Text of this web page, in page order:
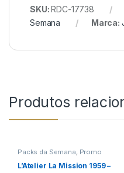
SKU:RDC-17738
Semana
Marca:
Produtos
Packs da Semana Promo
L’Atelier La Mission 1959 –